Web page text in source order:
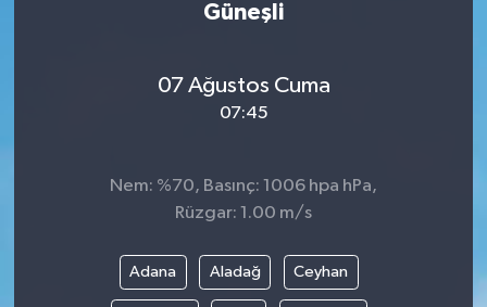
Güneşli
07 Ağustos Cuma
07:45
Nem: %70, Basınç: 1006 hpa hPa,
Rüzgar: 1.00 m/s
Adana Aladağ Ceyhan